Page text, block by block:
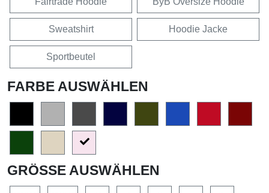
Sweatshirt Hoodie Jacke
Sportbeutel
FARBE AUSWÄHLEN
GRÖSSE AUSWÄHLEN